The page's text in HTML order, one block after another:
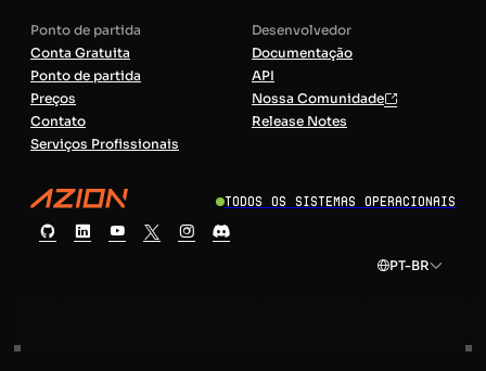
Ponto de partida
Conta Gratuita
Ponto de partida
Preços
Contato
Serviços Profissionais
Desenvolvedor
Documentação
API
Nossa Comunidade
Release Notes
Todos os sistemas operacionais
PT-BR